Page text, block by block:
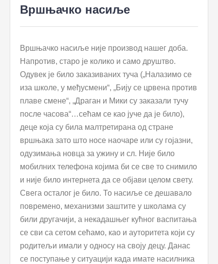
Вршњачко насиље
Вршњачко насиље није производ нашег доба.
Напротив, старо је колико и само друштво.
Одувек је било заказиваних туча („Налазимо се
иза школе, у међусмени“, „Бију се црвена против
плаве смене“, „Драган и Мики су заказали тучу
после часова“…сећам се као јуче да је било),
деце која су била малтретирана од стране
вршњака зато што носе наочаре или су гојазни,
одузимања новца за ужину и сл. Није било
мобилних телефона којима би се све то снимило
и није било интернета да се објави целом свету.
Свега осталог је било. То насиље се дешавало
повремено, механизми заштите у школама су
били другачији, а некадашњег кућног васпитања
се сви са сетом сећамо, као и ауторитета који су
родитељи имали у односу на своју децу. Данас
се поступање у ситуацији када имате насилника